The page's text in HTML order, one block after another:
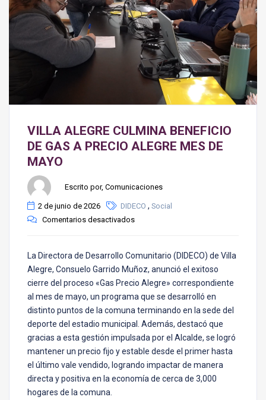
TURISMO
MEDIO AMBIENTE
VILLA ALEGRE CULMINA BENEFICIO
DE GAS A PRECIO ALEGRE MES DE
MAYO
Escrito por, Comunicaciones
2 de junio de 2026 DIDECO , Social
Comentarios desactivados
La Directora de Desarrollo Comunitario (DIDECO) de Villa
Alegre, Consuelo Garrido Muñoz, anunció el exitoso
cierre del proceso «Gas Precio Alegre» correspondiente
al mes de mayo, un programa que se desarrolló en
distinto puntos de la comuna terminando en la sede del
deporte del estadio municipal. Además, destacó que
gracias a esta gestión impulsada por el Alcalde, se logró
mantener un precio fijo y estable desde el primer hasta
el último vale vendido, logrando impactar de manera
directa y positiva en la economía de cerca de 3,000
hogares de la comuna.